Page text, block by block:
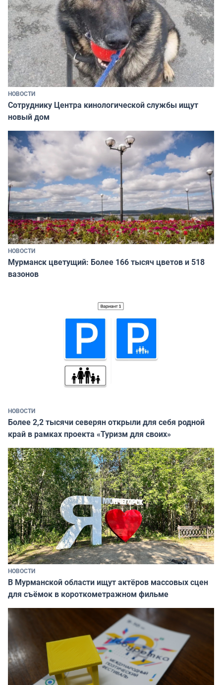
НОВОСТИ
Сотруднику Центра кинологической службы ищут
новый дом
НОВОСТИ
Мурманск цветущий: Более 166 тысяч цветов и 518
вазонов
НОВОСТИ
Более 2,2 тысячи северян открыли для себя родной
край в рамках проекта «Туризм для своих»
НОВОСТИ
В Мурманской области ищут актёров массовых сцен
для съёмок в короткометражном фильме